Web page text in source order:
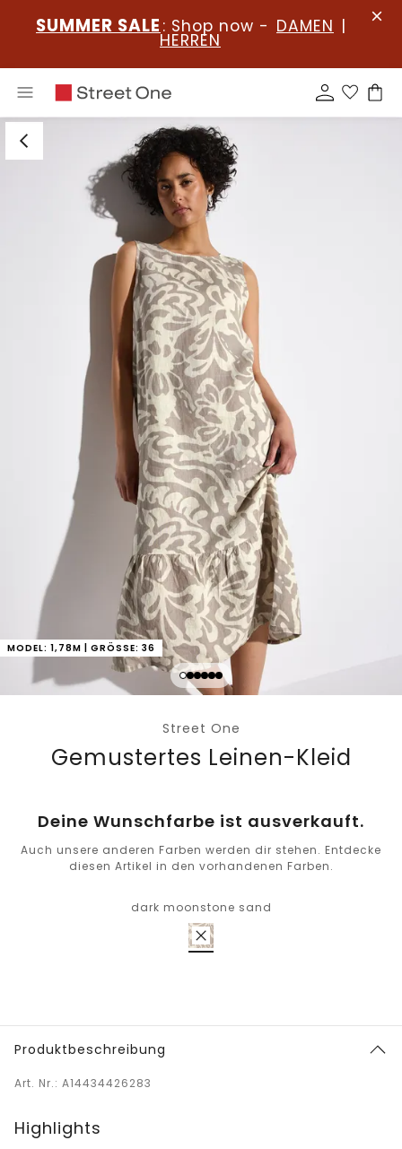
SUMMER SALE : Shop now - DAMEN |
HERREN
MODEL: 1,78M | GRÖSSE: 36
Street One
Gemustertes Leinen-Kleid
Deine Wunschfarbe ist ausverkauft.
Auch unsere anderen Farben werden dir stehen. Entdecke
diesen Artikel in den vorhandenen Farben.
dark moonstone sand
Produktbeschreibung
Art. Nr.: A14434426283
Highlights